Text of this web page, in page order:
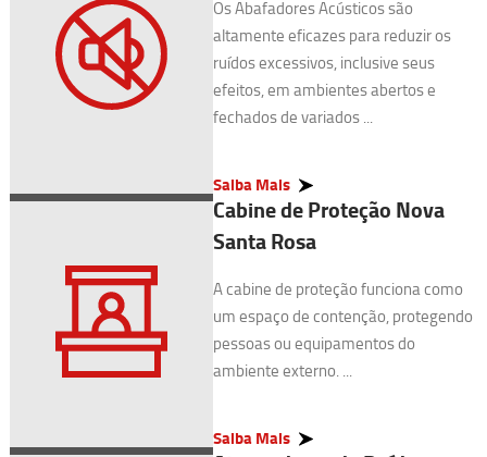
Os Abafadores Acústicos são
altamente eficazes para reduzir os
ruídos excessivos, inclusive seus
efeitos, em ambientes abertos e
fechados de variados ...
Saiba Mais
Cabine de Proteção Nova
Santa Rosa
A cabine de proteção funciona como
um espaço de contenção, protegendo
pessoas ou equipamentos do
ambiente externo. ...
Saiba Mais